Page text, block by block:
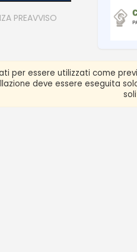
PREAVVISO
per essere utilizzati come
deve essere eseguita